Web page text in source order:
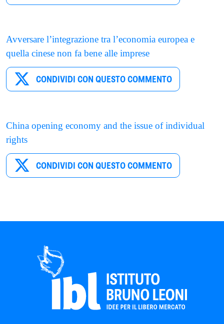
Avversare l’integrazione tra l’economia europea e
quella cinese non fa bene alle imprese
CONDIVIDI CON QUESTO COMMENTO
China opening economy and the issue of individual
rights
CONDIVIDI CON QUESTO COMMENTO